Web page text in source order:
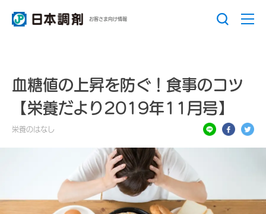
お客さま向け情報
血糖値の上昇を防ぐ！食事のコツ
【栄養だより2019年11月号】
栄養のはなし